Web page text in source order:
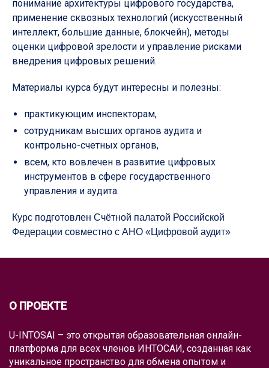
понимание архитектуры цифрового государства,
применение сквозных технологий (искусственный
интеллект, большие данные, блокчейн), методы
оценки цифровой зрелости и управление рисками
внедрения цифровых решений.
Материалы курса будут интересны и полезны:
практикующим инспекторам,
сотрудникам высших органов аудита и
контрольно-счетных органов,
всем, кто вовлечен в развитие цифровых
инструментов в сфере государственного
управления и аудита.
Курс подготовлен Счётной палатой Российской
Федерации совместно с АНО «Цифровой аудит»
О ПРОЕКТЕ
U-INTOSAI – это открытая образовательная онлайн-
платформа для всех членов ИНТОСАИ, созданная как
уникальное пространство для обмена опытом и